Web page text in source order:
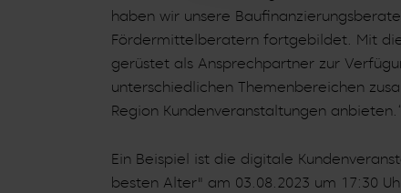
haben wir unsere
Fördermittelberatern fortgebildet. Mit
gerüstet als Ansprechpartner zur
unterschiedlichen Themenbereichen
Region Kundenveranstaltungen anbieten.“
Ein Beispiel ist die digitale
besten Alter" am 03.08.2023 um 17:30